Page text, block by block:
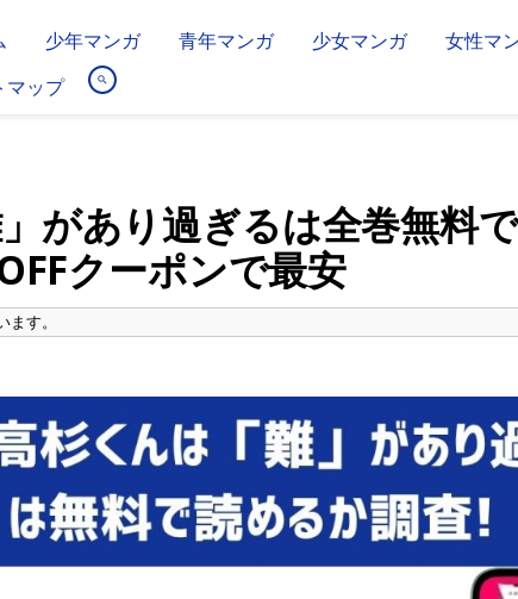
少年マンガ 青年マンガ 少女マンガ
女性マ
マップ
があり過ぎるは全巻無料
クーポンで最安